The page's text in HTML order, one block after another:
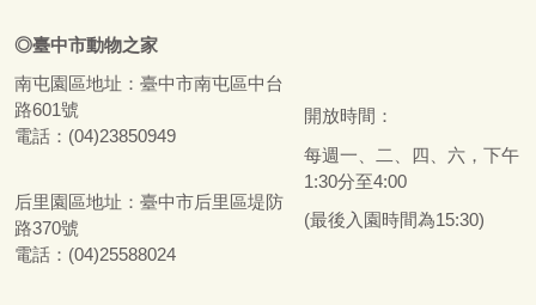
◎臺中市動物之家
南屯園區地址： 臺中市南屯區中台
路601號
電話：(04)23850949
后里園區地址： 臺中市后里區堤防
路370號
電話：(04)25588024
開放時間：
每週一、二、四、六，下午
1:30分至4:00
(最後入園時間為15:30)